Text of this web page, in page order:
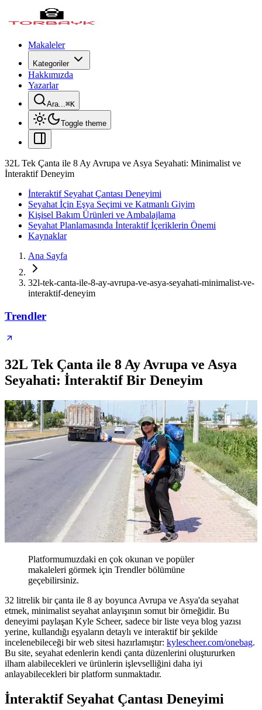
Makaleler
Kategoriler
Hakkımızda
Yazarlar
Ara...⌘K
Toggle theme
32L Tek Çanta ile 8 Ay Avrupa ve Asya Seyahati: Minimalist ve
İnteraktif Deneyim
İnteraktif Seyahat Çantası Deneyimi
Seyahat İçin Eşya Seçimi ve Katmanlı Giyim
Kişisel Bakım Ürünleri ve Ambalajlama
Seyahat Planlamasında İnteraktif İçeriklerin Önemi
Kaynaklar
Ana Sayfa
32l-tek-canta-ile-8-ay-avrupa-ve-asya-seyahati-minimalist-ve-
interaktif-deneyim
Trendler
32L Tek Çanta ile 8 Ay Avrupa ve Asya
Seyahati: İnteraktif Bir Deneyim
Platformumuzdaki en çok okunan ve popüler
makaleleri görmek için Trendler bölümüne
geçebilirsiniz.
32 litrelik bir çanta ile 8 ay boyunca Avrupa ve Asya'da seyahat
etmek, minimalist seyahat anlayışının somut bir örneğidir. Bu
deneyimi paylaşan Kyle Scheer, sadece bir liste veya blog yazısı
yerine, kullandığı eşyaların detaylı ve interaktif bir şekilde
incelenebileceği bir web sitesi hazırlamıştır: kylescheer.com/onebag.
Bu site, seyahat edenlerin kendi çanta düzenlerini oluştururken
ilham alabilecekleri ve ürünlerin işlevselliğini daha iyi
anlayabilecekleri bir platform sunmaktadır.
İnteraktif Seyahat Çantası Deneyimi